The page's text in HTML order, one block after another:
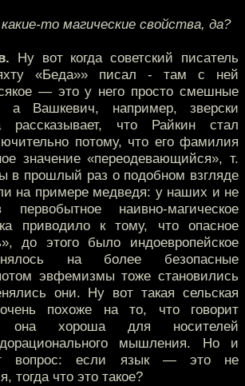
то магические свойства, да?
Ну вот когда советский писатель
«Беда»» писал - там с ней
— это у него просто смешные
а Вашкевич, например, зверски
рассказывает, что Райкин стал
потому, что его фамилия
значение «переодевающийся», т.
в прошлый раз о подобном взгляде
на примере медведя: у наших и не
наивно-магическое
приводило к тому, что опасное
до этого было индоевропейское
на более безопасные
эвфемизмы тоже становились
они. Ну вот такая сельская
похоже на то, что говорит
хороша для носителей
дорационального мышления. Но и
вопрос: если язык — это не
тогда что это такое?